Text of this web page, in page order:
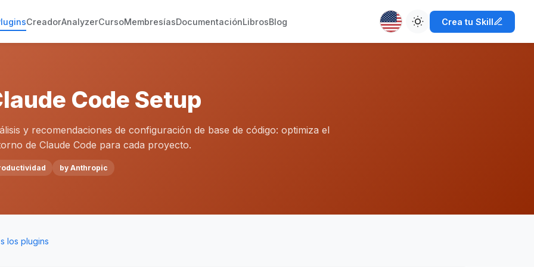
CreadorAnalyzerCursoMembresíasDocumentaciónLibrosBlog Crea tu Skill
Code Setup
y recomendaciones de configuración de base de código: optimiza el
de Claude Code para cada proyecto.
by Anthropic
los plugins